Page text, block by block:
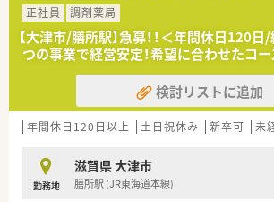
正社員
調剤薬局
【大津市/膳所駅】急募！！＜年間休日120
つの事業で経営安定！希望に合わせたコ
検討リストに追加
年間休日120日以上 土日祝休み 新卒可 未
勤務地
滋賀県 大津市
膳所駅 (JR東海道本線)